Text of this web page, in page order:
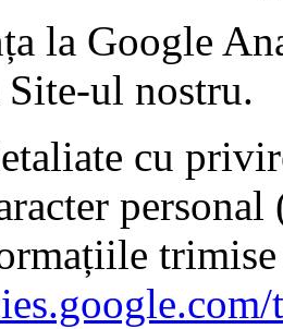
la Google
ul nostru.
cu